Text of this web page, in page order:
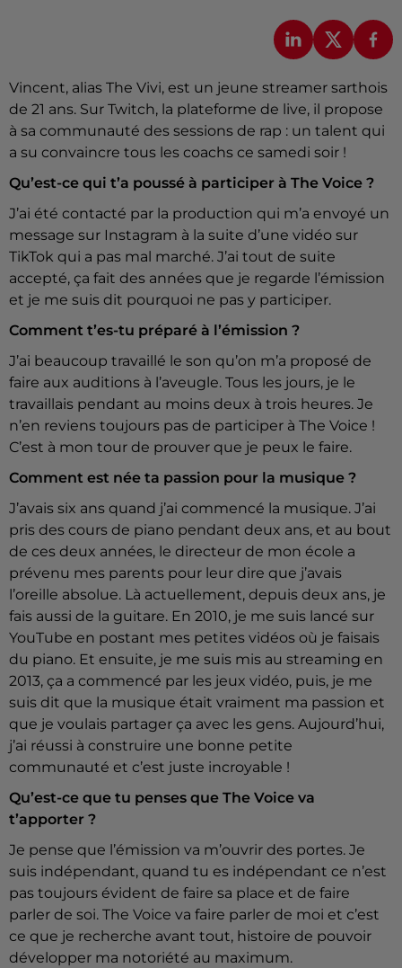
Vincent, alias The Vivi, est un jeune streamer sarthois
de 21 ans. Sur Twitch, la plateforme de live, il propose
à sa communauté des sessions de rap : un talent qui
a su convaincre tous les coachs ce samedi soir !
Qu’est-ce qui t’a poussé à participer à The Voice ?
J’ai été contacté par la production qui m’a envoyé un
message sur Instagram à la suite d’une vidéo sur
TikTok qui a pas mal marché. J’ai tout de suite
accepté, ça fait des années que je regarde l’émission
et je me suis dit pourquoi ne pas y participer.
Comment t’es-tu préparé à l’émission ?
J’ai beaucoup travaillé le son qu’on m’a proposé de
faire aux auditions à l’aveugle. Tous les jours, je le
travaillais pendant au moins deux à trois heures. Je
n’en reviens toujours pas de participer à The Voice !
C’est à mon tour de prouver que je peux le faire.
Comment est née ta passion pour la musique ?
J’avais six ans quand j’ai commencé la musique. J’ai
pris des cours de piano pendant deux ans, et au bout
de ces deux années, le directeur de mon école a
prévenu mes parents pour leur dire que j’avais
l’oreille absolue. Là actuellement, depuis deux ans, je
fais aussi de la guitare. En 2010, je me suis lancé sur
YouTube en postant mes petites vidéos où je faisais
du piano. Et ensuite, je me suis mis au streaming en
2013, ça a commencé par les jeux vidéo, puis, je me
suis dit que la musique était vraiment ma passion et
que je voulais partager ça avec les gens. Aujourd’hui,
j’ai réussi à construire une bonne petite
communauté et c’est juste incroyable !
Qu’est-ce que tu penses que The Voice va
t’apporter ?
Je pense que l’émission va m’ouvrir des portes. Je
suis indépendant, quand tu es indépendant ce n’est
pas toujours évident de faire sa place et de faire
parler de soi. The Voice va faire parler de moi et c’est
ce que je recherche avant tout, histoire de pouvoir
développer ma notoriété au maximum.